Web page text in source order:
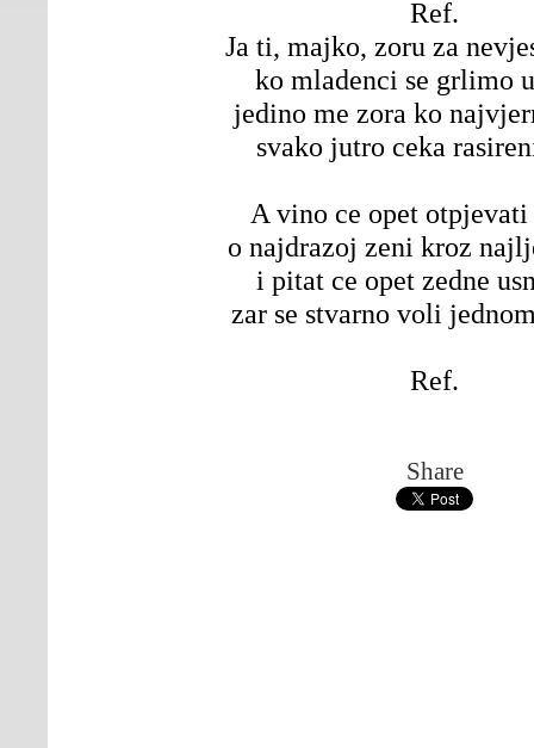
Ref.
Ja ti, majko, zoru za
ko mladenci se grlimo
jedino me zora ko
svako jutro ceka
A vino ce opet otpjevati
o najdrazoj zeni kroz
i pitat ce opet zedne
zar se stvarno voli
Ref.
Share